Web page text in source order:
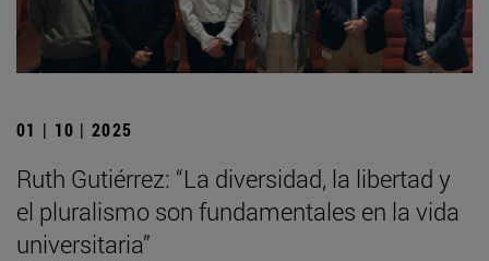
01 | 10 | 2025
Ruth Gutiérrez: “La diversidad, la libertad y
el pluralismo son fundamentales en la vida
universitaria”